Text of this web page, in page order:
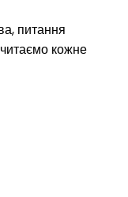
питання
кожне